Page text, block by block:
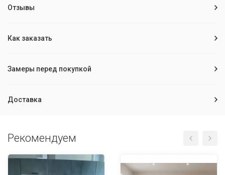
Отзывы
Как заказать
Замеры перед покупкой
Доставка
Рекомендуем